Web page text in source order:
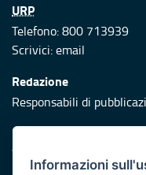
URP
Telefono: 800 713939
Scrivici:email
Redazione
Responsabili di
Protezione civile
Vai al sito di Protezione
Informazioni